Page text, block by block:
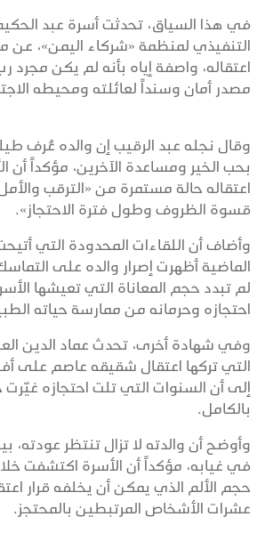
في هذا السياق، تحدثت أسرة عبد الحكيم
التنفيذي لمنظمة «شركاء اليمن»، عن
اعتقاله، واصفة إياه بأنه لم يكن مجرد
مصدر أمان وسنداً لعائلته ومحيطه
وقال نجله عبد الرقيب إن والده عُرف
بحب الخير ومساعدة الآخرين، مؤكداً أن
اعتقاله حالة مستمرة من «الترقب
قسوة الظروف وطول فترة الاحتجاز».
وأضاف أن اللقاءات المحدودة التي
الماضية أظهرت إصرار والده على التماسك
لم تبدد حجم المعاناة التي تعيشها
احتجازه وحرمانه من ممارسة حياته
وفي شهادة أخرى، تحدث عماد الدين
التي تركها اعتقال شقيقه عاصم على
إلى أن السنوات التي تلت احتجازه غيّرت
بالكامل.
وأوضح أن والدته لا تزال تنتظر عودته،
في غيابه، مؤكداً أن الأسرة اكتشفت
حجم الألم الذي يمكن أن يخلفه قرار
عشرات الأشخاص المرتبطين بالمحتجز.